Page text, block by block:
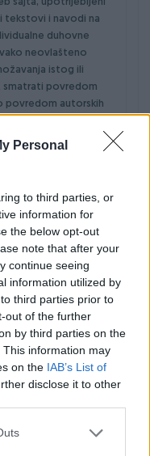
Personal
to third parties, or
information for
the below opt-out
note that after your
continue seeing
information utilized by
third parties prior to
out of the further
by third parties on the
This information may
on the IAB’s List of
disclose it to other
tekstovi i navodi na
duhovne
neovlašteno
istog ili
smatrati povredom
povredom autorskih
na tekstove
se, ne radi o
autentičnosti takvog
i/ili
u vezi s povredom i
PIK.ba.
predviđen ovim
svrhe, kao i
podataka, bez
o autorskom pravu i
kao pravo kojim se
za razlikovanje
samostalno